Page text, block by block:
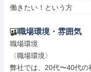
働きたい！という方
職場環境・雰囲気
職場環境
〈職場環境〉
弊社では、20代〜40代